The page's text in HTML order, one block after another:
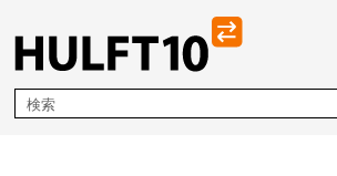
メイン コンテンツにスキップ